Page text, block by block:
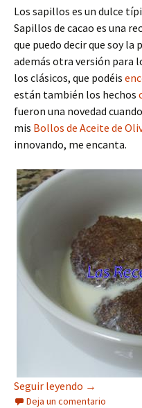
Los sapillos es un dulce
Sapillos de cacao es una
que puedo decir que soy
además otra versión para
los clásicos, que podéis
están también los hechos
fueron una novedad
mis Bollos de Aceite de
innovando, me encanta.
Seguir leyendo Sapillos de
→
Deja un comentario